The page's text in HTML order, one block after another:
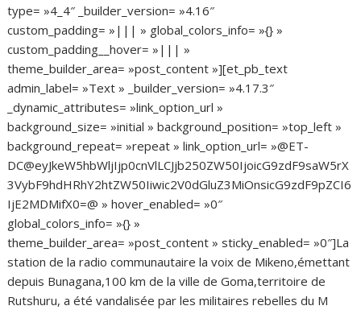
type= »4_4″ _builder_version= »4.16″
custom_padding= »||| » global_colors_info= »{} »
custom_padding__hover= »||| »
theme_builder_area= »post_content »][et_pb_text
admin_label= »Text » _builder_version= »4.17.3″
_dynamic_attributes= »link_option_url »
background_size= »initial » background_position= »top_left »
background_repeat= »repeat » link_option_url= »@ET-
DC@eyJkeW5hbWljIjp0cnVlLCJjb250ZW50IjoicG9zdF9saW5rX
3VybF9hdHRhY2htZW50Iiwic2V0dGluZ3MiOnsicG9zdF9pZCI6
IjE2MDMifX0=@ » hover_enabled= »0″
global_colors_info= »{} »
theme_builder_area= »post_content » sticky_enabled= »0″]La
station de la radio communautaire la voix de Mikeno,émettant
depuis Bunagana,100 km de la ville de Goma,territoire de
Rutshuru, a été vandalisée par les militaires rebelles du M